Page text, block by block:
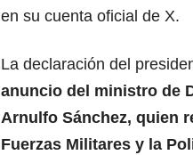
en su cuenta oficial de X.
La declaración del
anuncio del ministro de
Arnulfo Sánchez, quien
Fuerzas Militares y la